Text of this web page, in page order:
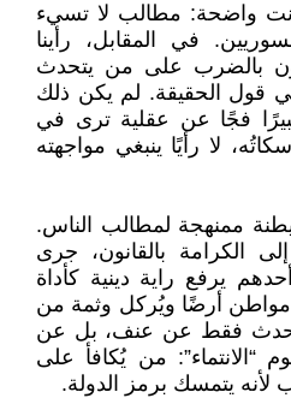
واضحة: مطالب لا تسيء
في المقابل، رأينا
بالضرب على من يتحدث
قول الحقيقة. لم يكن ذلك
فجًا عن عقلية ترى في
لا رأيًا ينبغي مواجهته
ممنهجة لمطالب الناس.
الكرامة بالقانون، جرى
يرفع راية دينية كأداة
مواطن أرضًا ويُركل وثمة من
فقط عن عنف، بل عن
“الانتماء”: من يُكافأ على
لأنه يتمسك برمز الدولة.